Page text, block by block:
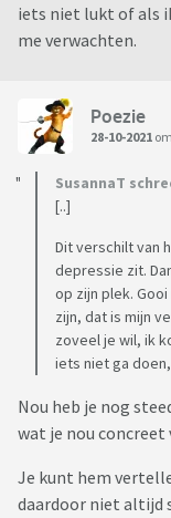
iets niet lukt of als
me verwachten.
Poezie
28-10-2021
SusannaT
[..]
Dit verschilt van
depressie zit.
op zijn plek.
zijn, dat is mijn
zoveel je wil, ik
iets niet ga
Nou heb je nog
wat je nou concreet
Je kunt hem
daardoor niet altijd